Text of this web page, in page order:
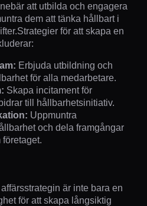
att utbilda och engagera
dem att tänka hållbart i
för att skapa en
Erbjuda utbildning och
för alla medarbetare.
Skapa incitament för
till hållbarhetsinitiativ.
Uppmuntra
och dela framgångar
är inte bara en
för att skapa långsiktig